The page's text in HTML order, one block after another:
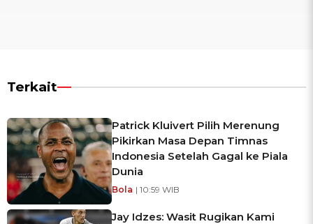
Terkait
Patrick Kluivert Pilih Merenung
Pikirkan Masa Depan Timnas
Indonesia Setelah Gagal ke Piala
Dunia
Bola | 10:59 WIB
Jay Idzes: Wasit Rugikan Kami